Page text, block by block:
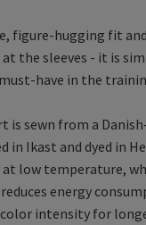
figure-hugging fit
the sleeves - it is
have in the
is sewn from a
in Ikast and dyed in
at low temperature,
energy
intensity for